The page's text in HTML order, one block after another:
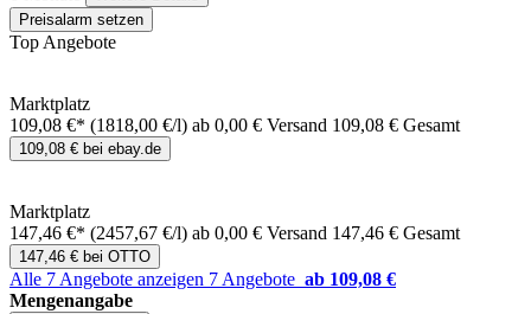
Preisalarm setzen
Top Angebote
Marktplatz
109,08 €* (1818,00 €/l) ab 0,00 € Versand 109,08 € Gesamt
109,08 € bei ebay.de
Marktplatz
147,46 €* (2457,67 €/l) ab 0,00 € Versand 147,46 € Gesamt
147,46 € bei OTTO
Alle 7 Angebote anzeigen 7 Angebote ab 109,08 €
Mengenangabe